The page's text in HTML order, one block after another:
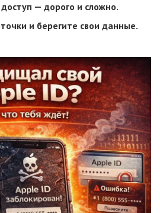
— дорого и сложно.
и берегите свои данные.